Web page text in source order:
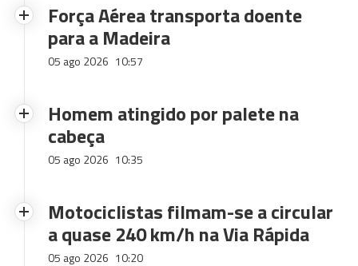
Força Aérea transporta doente
para a Madeira
05 ago 2026 10:57
Homem atingido por palete na
cabeça
05 ago 2026 10:35
Motociclistas filmam-se a circular
a quase 240 km/h na Via Rápida
05 ago 2026 10:20